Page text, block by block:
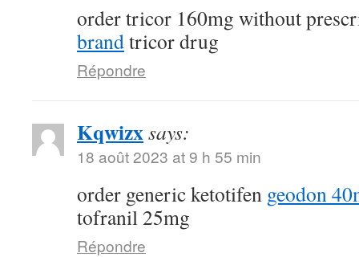
order tricor 160mg without
brandtricor drug
Répondre
Kqwizxsays:
18 août 2023 at 9 h 55 min
order generic ketotifen geodon
tofranil 25mg
Répondre